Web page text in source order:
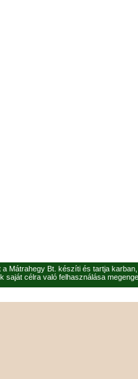
a Mátrahegy Bt. készíti és tartja
saját célra való felhasználása